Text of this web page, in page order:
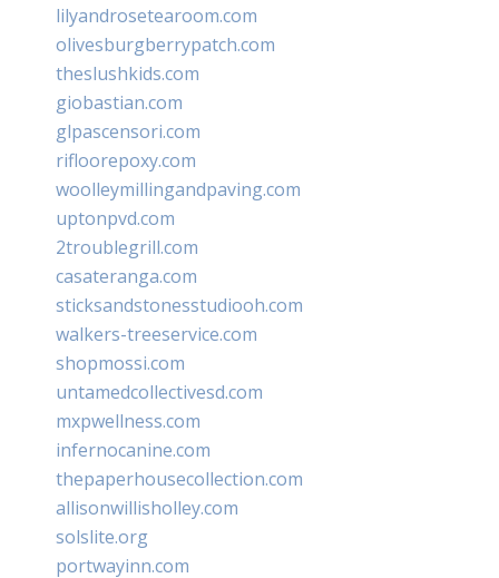
lilyandrosetearoom.com
olivesburgberrypatch.com
theslushkids.com
giobastian.com
glpascensori.com
rifloorepoxy.com
woolleymillingandpaving.com
uptonpvd.com
2troublegrill.com
casateranga.com
sticksandstonesstudiooh.com
walkers-treeservice.com
shopmossi.com
untamedcollectivesd.com
mxpwellness.com
infernocanine.com
thepaperhousecollection.com
allisonwillisholley.com
solslite.org
portwayinn.com